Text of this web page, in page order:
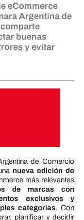
eCommerce
Argentina de
buenas
y evitar
de Comercio
nueva edición de
más relevantes
de marcas con
exclusivos y
categorías. Con
planificar y decidir